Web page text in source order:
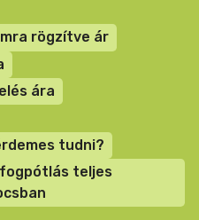
rögzítve ár
ára
tudni?
teljes